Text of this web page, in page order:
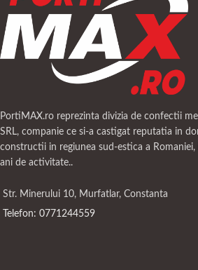
PortiMAX.ro reprezinta divizia de confectii
SRL, companie ce si-a castigat reputatia in
constructii in regiunea sud-estica a
ani de activitate..
Str. Minerului 10, Murfatlar, Constanta
Telefon: 0771244559